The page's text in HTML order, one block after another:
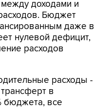
доходами и
Бюджет
даже в
нулевой дефицит,
расходов
расходы -
в
бюджета, все